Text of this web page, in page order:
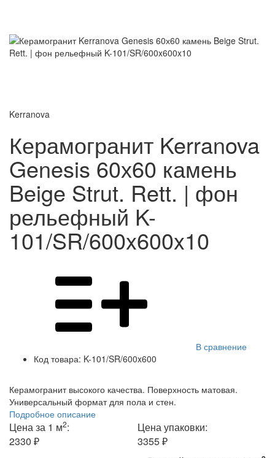
Kerranova
Керамогранит Kerranova
Genesis 60х60 камень
Beige Strut. Rett. | фон
рельефный K-
101/SR/600x600x10
В сравнение
Код товара: K-101/SR/600x600
Керамогранит высокого качества. Поверхность матовая.
Универсальный формат для пола и стен.
Подробное описание
Цена за 1 м2:
2330 ₽
Цена упаковки:
3355 ₽